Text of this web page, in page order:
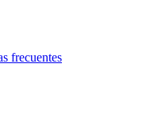
frecuentes